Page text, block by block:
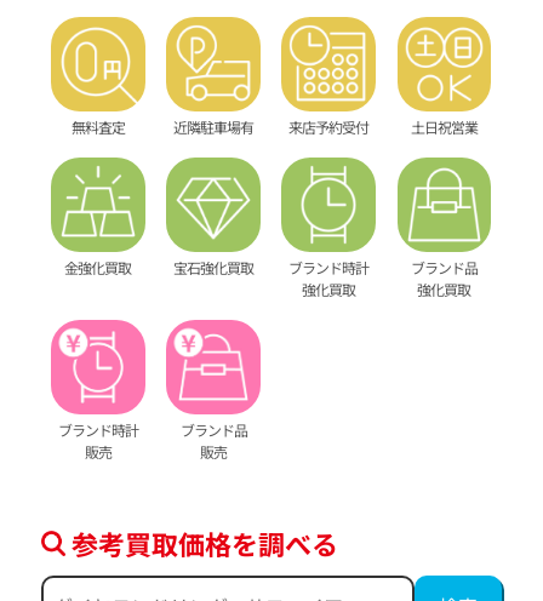
無料査定 近隣駐車場有 来店予約受付 土日祝営業
金強化買取 宝石強化買取
ブランド時計
強化買取
ブランド品
強化買取
ブランド時計
販売
ブランド品
販売
参考買取価格を調べる